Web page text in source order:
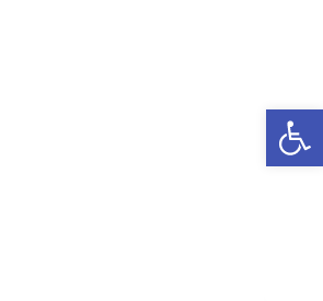
Abrir a barra de ferramentas